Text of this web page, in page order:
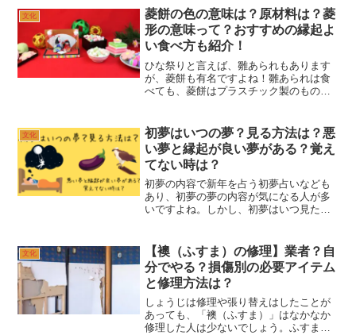
事始め」の日は、それぞれの企業が思い
思いに日程を決めているので...
文化
菱餅の色の意味は？原材料は？菱
形の意味って？おすすめの縁起よ
い食べ方も紹介！
ひな祭りと言えば、雛あられもあります
が、菱餅も有名ですよね！雛あられは食
べても、菱餅はプラスチック製のものを
みませんか。【餅米100％・手作り・無添
加】ひし餅・菱餅（中...
文化
初夢はいつの夢？見る方法は？悪
い夢と縁起が良い夢がある？覚え
てない時は？
初夢の内容で新年を占う初夢占いなども
あり、初夢の夢の内容が気になる人が多
いですよね。しかし、初夢はいつ見た夢
なものがあるのかなど気になりますよ
ね。大和ここでは、初夢につ...
文化
【襖（ふすま）の修理】業者？自
分でやる？損傷別の必要アイテム
と修理方法は？
しょうじは修理や張り替えはしたことが
あっても、「襖（ふすま）」はなかなか
修理した人は少ないでしょう。ふすまの